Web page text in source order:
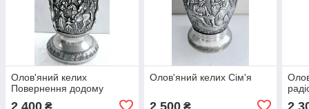
Олов'яний келих
Повернення додому
2 400 ₴
Олов'яний келих Сім'я
2 500₴ 2